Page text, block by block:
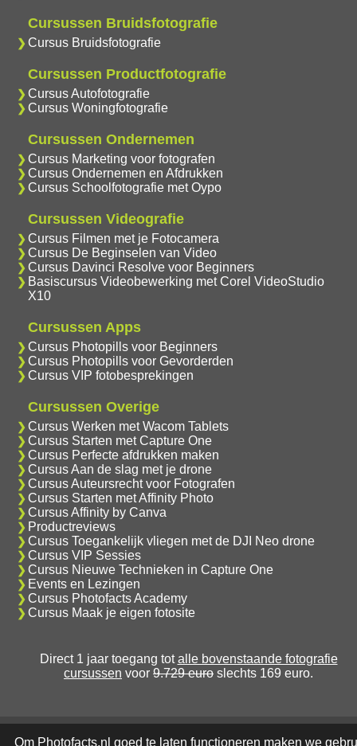
Cursussen Bruidsfotografie
Cursus Bruidsfotografie
Cursussen Productfotografie
Cursus Autofotografie
Cursus Woningfotografie
Cursussen Ondernemen
Cursus Marketing voor fotografen
Cursus Ondernemen en Afdrukken
Cursus Schoolfotografie met Oypo
Cursussen Videografie
Cursus Filmen met je Fotocamera
Cursus De Beginselen van Video
Cursus Davinci Resolve voor Beginners
Basiscursus Videobewerking met Corel VideoStudio
X10
Cursussen Apps
Cursus Photopills voor Beginners
Cursus Photopills voor Gevorderden
Cursus VIP fotobesprekingen
Cursussen Overige
Cursus Werken met Wacom Tablets
Cursus Starten met Capture One
Cursus Perfecte afdrukken maken
Cursus Aan de slag met je drone
Cursus Auteursrecht voor Fotografen
Cursus Starten met Affinity Photo
Cursus Affinity by Canva
Productreviews
Cursus Toegankelijk vliegen met de DJI Neo drone
Cursus VIP Sessies
Cursus Nieuwe Technieken in Capture One
Events en Lezingen
Cursus Photofacts Academy
Cursus Maak je eigen fotosite
Direct 1 jaar toegang totalle bovenstaande fotografie
cursussen voor 9.729 euro slechts 169 euro.
Om Photofacts.nl goed te laten functioneren maken we